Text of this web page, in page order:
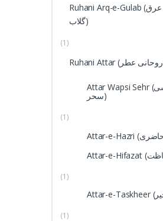
Ruhani Arq-e-Gulab (روحانی عرق
گلاب)
(1)
Attar Wapsi Sehr (عطر واپسی
سحر)
(1)
(1)
(1)